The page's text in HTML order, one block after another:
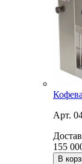
Арт.
155
В